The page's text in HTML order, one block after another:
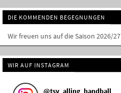
DIE KOMMENDEN BEGEGNUNGEN
Wir freuen uns auf die Saison 2026/27
WIR AUF INSTAGRAM
@tsv_alling_handball